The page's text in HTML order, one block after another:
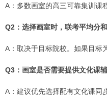
A：多数画室的高三可靠集训课
Q2：选择画室时，联考平均分
A：取决于目标院校。如果目标
Q3：画室是否需要提供文化课
A：建议优先选择配有文化课同